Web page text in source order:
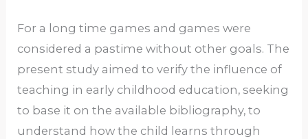
For a long time games and games were
considered a pastime without other goals. The
present study aimed to verify the influence of
teaching in early childhood education, seeking
to base it on the available bibliography, to
understand how the child learns through